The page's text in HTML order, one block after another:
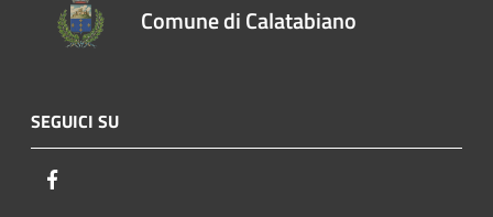
Comune di Calatabiano
SEGUICI SU